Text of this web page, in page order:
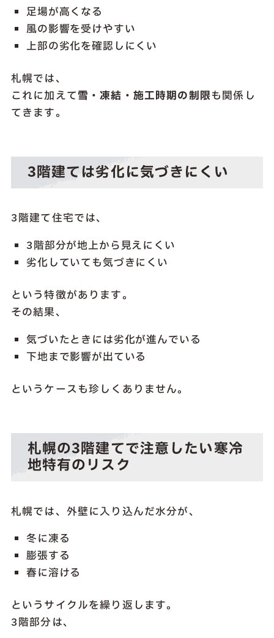
足場が高くなる
風の影響を受けやすい
上部の劣化を確認しにくい
札幌では、
これに加えて雪・凍結・施工時期の制限も関係し
てきます。
3階建ては劣化に気づきにくい
3階建て住宅では、
3階部分が地上から見えにくい
劣化していても気づきにくい
という特徴があります。
その結果、
気づいたときには劣化が進んでいる
下地まで影響が出ている
というケースも珍しくありません。
札幌の3階建てで注意したい寒冷
地特有のリスク
札幌では、外壁に入り込んだ水分が、
冬に凍る
膨張する
春に溶ける
というサイクルを繰り返します。
3階部分は、